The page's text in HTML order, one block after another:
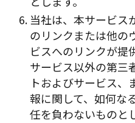
当社は、本サービス
のリンクまたは他の
ビスへのリンクが提
サービス以外の第三
トおよびサービス、
報に関して、如何な
任を負わないものと